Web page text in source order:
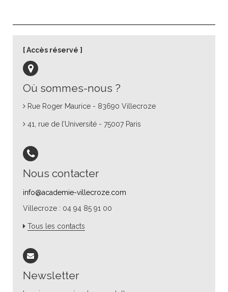
Où sommes-nous ?
Rue Roger Maurice - 83690 Villecroze
41, rue de l’Université - 75007 Paris
Nous contacter
info@academie-villecroze.com
Villecroze : 04 94 85 91 00
Tous les contacts
Newsletter
Accès réservé